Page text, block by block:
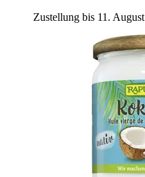
Zustellung bis 11. August